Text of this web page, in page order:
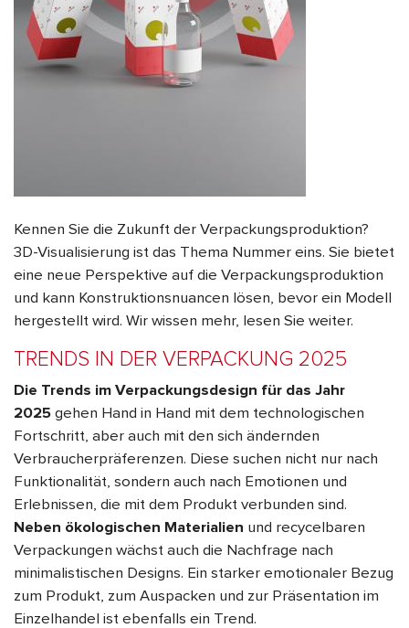
Kennen Sie die Zukunft der Verpackungsproduktion?
3D-Visualisierung ist das Thema Nummer eins. Sie bietet
eine neue Perspektive auf die Verpackungsproduktion
und kann Konstruktionsnuancen lösen, bevor ein Modell
hergestellt wird. Wir wissen mehr, lesen Sie weiter.
TRENDS IN DER VERPACKUNG 2025
Die Trends im Verpackungsdesign für das Jahr
2025 gehen Hand in Hand mit dem technologischen
Fortschritt, aber auch mit den sich ändernden
Verbraucherpräferenzen. Diese suchen nicht nur nach
Funktionalität, sondern auch nach Emotionen und
Erlebnissen, die mit dem Produkt verbunden sind.
Neben ökologischen Materialien und recycelbaren
Verpackungen wächst auch die Nachfrage nach
minimalistischen Designs. Ein starker emotionaler Bezug
zum Produkt, zum Auspacken und zur Präsentation im
Einzelhandel ist ebenfalls ein Trend.